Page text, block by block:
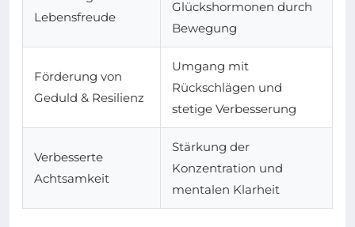
Lebensfreude
Glückshormonen durch
Bewegung
Förderung von
Geduld & Resilienz
Umgang mit
Rückschlägen und
stetige Verbesserung
Verbesserte
Achtsamkeit
Stärkung der
Konzentration und
mentalen Klarheit